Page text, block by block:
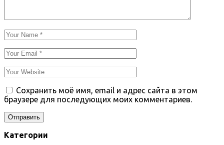
Сохранить моё имя, email и адрес сайта в этом
браузере для последующих моих комментариев.
Категории